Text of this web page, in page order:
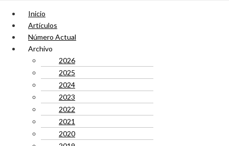
Inicio
Artículos
Número Actual
Archivo
2026
2025
2024
2023
2022
2021
2020